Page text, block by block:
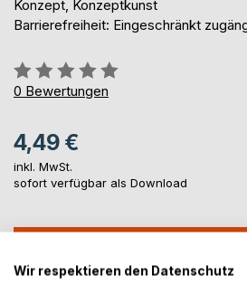
Konzept, Konzeptkunst
Barrierefreiheit: Eingeschränkt
Bewertung::
0%
0 Bewertungen
4,49 €
inkl. MwSt.
sofort verfügbar als Download
Wir respektieren den Datenschutz